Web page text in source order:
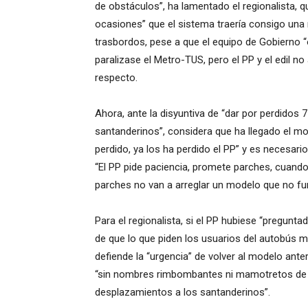
de obstáculos”, ha lamentado el regionalista,
ocasiones” que el sistema traería consigo
trasbordos, pese a que el equipo de Gobierno
paralizase el Metro-TUS, pero el PP y el edil
respecto.
Ahora, ante la disyuntiva de “dar por
santanderinos”, considera que ha llegado el
perdido, ya los ha perdido el PP” y es
“El PP pide paciencia, promete parches,
parches no van a arreglar un modelo que no
Para el regionalista, si el PP hubiese
de que lo que piden los usuarios del autobús
defiende la “urgencia” de volver al modelo
“sin nombres rimbombantes ni mamotretos
desplazamientos a los santanderinos”.